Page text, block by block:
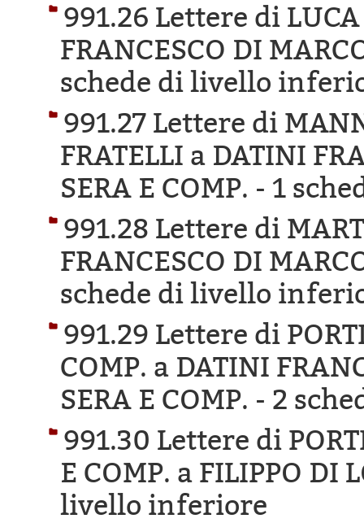
991.26 Lettere di
FRANCESCO DI
schede di livello
991.27 Lettere di
FRATELLI a DATINI
SERA E COMP. - 1
991.28 Lettere di
FRANCESCO DI
schede di livello
991.29 Lettere di
COMP. a DATINI
SERA E COMP. - 2
991.30 Lettere di
E COMP. a FILIPPO DI
livello inferiore